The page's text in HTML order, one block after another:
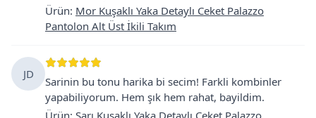
Ürün: Mor Kuşaklı Yaka Detaylı Ceket Palazzo
Pantolon Alt Üst İkili Takım
JD
Sarinin bu tonu harika bi secim! Farkli kombinler
yapabiliyorum. Hem şık hem rahat, bayildim.
Ürün: Sarı Kuşaklı Yaka Detaylı Ceket Palazzo